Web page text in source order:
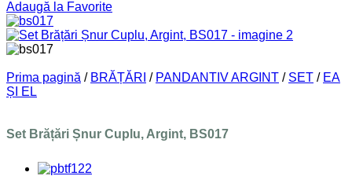
Adaugă la Favorite
Prima pagină / BRĂȚĂRI / PANDANTIV ARGINT / SET / EA
ȘI EL
Set Brățări Șnur Cuplu, Argint, BS017